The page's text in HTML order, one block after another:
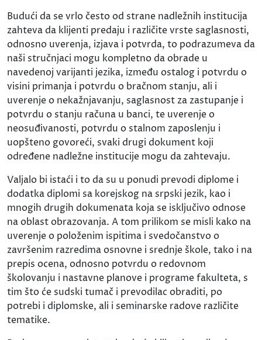
Budući da se vrlo često od strane nadležnih institucija
zahteva da klijenti predaju i različite vrste saglasnosti,
odnosno uverenja, izjava i potvrda, to podrazumeva da
naši stručnjaci mogu kompletno da obrade u
navedenoj varijanti jezika, između ostalog i potvrdu o
visini primanja i potvrdu o bračnom stanju, ali i
uverenje o nekažnjavanju, saglasnost za zastupanje i
potvrdu o stanju računa u banci, te uverenje o
neosuđivanosti, potvrdu o stalnom zaposlenju i
uopšteno govoreći, svaki drugi dokument koji
određene nadležne institucije mogu da zahtevaju.
Valjalo bi istaći i to da su u ponudi prevodi diplome i
dodatka diplomi sa korejskog na srpski jezik, kao i
mnogih drugih dokumenata koja se isključivo odnose
na oblast obrazovanja. A tom prilikom se misli kako na
uverenje o položenim ispitima i svedočanstvo o
završenim razredima osnovne i srednje škole, tako i na
prepis ocena, odnosno potvrdu o redovnom
školovanju i nastavne planove i programe fakulteta, s
tim što će sudski tumač i prevodilac obraditi, po
potrebi i diplomske, ali i seminarske radove različite
tematike.